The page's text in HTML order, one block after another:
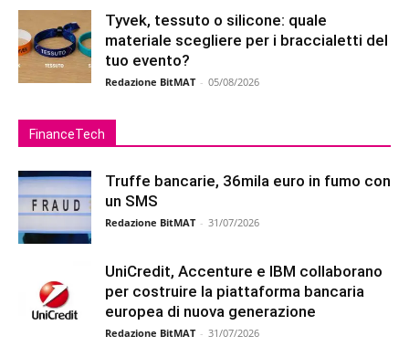
Tyvek, tessuto o silicone: quale
materiale scegliere per i braccialetti del
tuo evento?
Redazione BitMAT - 05/08/2026
FinanceTech
Truffe bancarie, 36mila euro in fumo con
un SMS
Redazione BitMAT - 31/07/2026
UniCredit, Accenture e IBM collaborano
per costruire la piattaforma bancaria
europea di nuova generazione
Redazione BitMAT - 31/07/2026